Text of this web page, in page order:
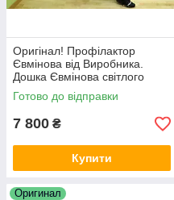
Оригінал! Профілактор
Євмінова від Виробника.
Дошка Євмінова світлого
кольору. Тренажер для
хребта
Готово до відправки
7 800 ₴
Купити
Оригинал